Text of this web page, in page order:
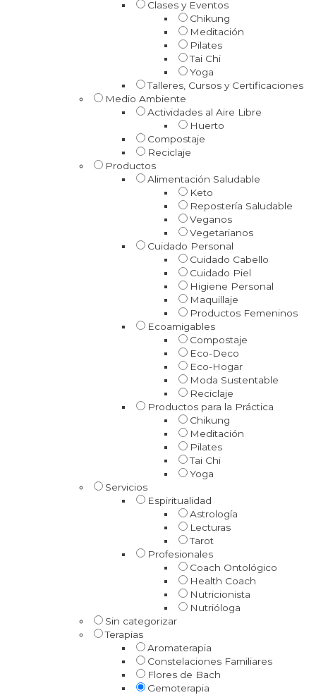
Clases y Eventos
Chikung
Meditación
Pilates
Tai Chi
Yoga
Talleres, Cursos y Certificaciones
Medio Ambiente
Actividades al Aire Libre
Huerto
Compostaje
Reciclaje
Productos
Alimentación Saludable
Keto
Repostería Saludable
Veganos
Vegetarianos
Cuidado Personal
Cuidado Cabello
Cuidado Piel
Higiene Personal
Maquillaje
Productos Femeninos
Ecoamigables
Compostaje
Eco-Deco
Eco-Hogar
Moda Sustentable
Reciclaje
Productos para la Práctica
Chikung
Meditación
Pilates
Tai Chi
Yoga
Servicios
Espiritualidad
Astrología
Lecturas
Tarot
Profesionales
Coach Ontológico
Health Coach
Nutricionista
Nutrióloga
Sin categorizar
Terapias
Aromaterapia
Constelaciones Familiares
Flores de Bach
Gemoterapia